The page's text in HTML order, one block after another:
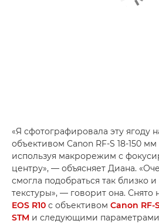
«Я сфотографировала эту ягоду
объективом Canon RF-S 18-150 мм
используя макрорежим с
центру», — объясняет Диана.
смогла подобраться так близко и
текстуры», — говорит она. Снято
EOS R10 с объективом Canon RF-
STM и следующими параметрами: